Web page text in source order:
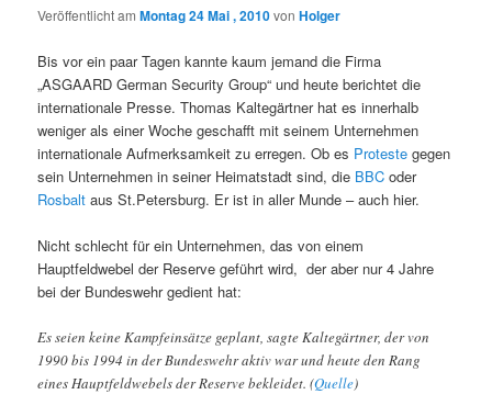
Veröffentlicht amMontag 24 Mai , 2010vonHolger
Bis vor ein paar Tagen kannte kaum jemand die Firma
„ASGAARD German Security Group“ und heute berichtet die
internationale Presse. Thomas Kaltegärtner hat es innerhalb
weniger als einer Woche geschafft mit seinem Unternehmen
internationale Aufmerksamkeit zu erregen. Ob es Proteste gegen
sein Unternehmen in seiner Heimatstadt sind, die BBC oder
Rosbalt aus St.Petersburg. Er ist in aller Munde – auch hier.
Nicht schlecht für ein Unternehmen, das von einem
Hauptfeldwebel der Reserve geführt wird, der aber nur 4 Jahre
bei der Bundeswehr gedient hat:
Es seien keine Kampfeinsätze geplant, sagte Kaltegärtner, der von
1990 bis 1994 in der Bundeswehr aktiv war und heute den Rang
eines Hauptfeldwebels der Reserve bekleidet. (Quelle)